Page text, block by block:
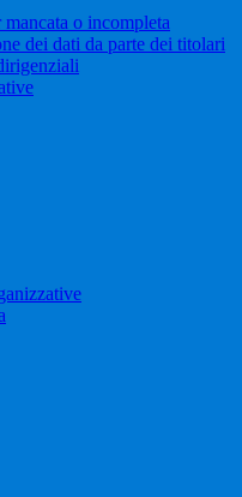
mancata o incompleta
dei dati da parte dei titolari